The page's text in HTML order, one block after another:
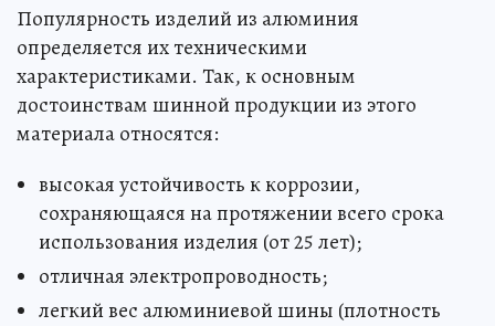
Популярность изделий из алюминия
определяется их техническими
характеристиками. Так, к основным
достоинствам шинной продукции из этого
материала относятся:
высокая устойчивость к коррозии,
сохраняющаяся на протяжении всего срока
использования изделия (от 25 лет);
отличная электропроводность;
легкий вес алюминиевой шины (плотность